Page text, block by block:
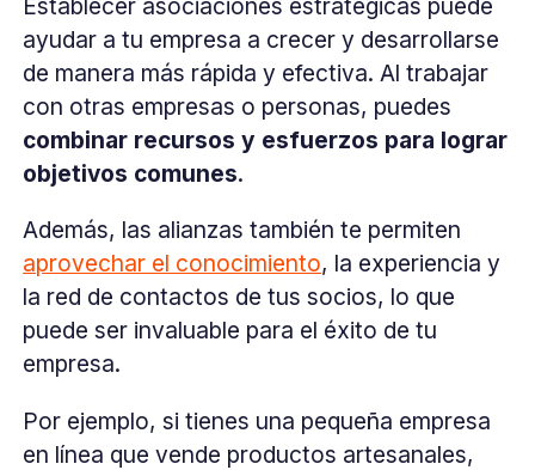
Establecer asociaciones estratégicas puede
ayudar a tu empresa a crecer y desarrollarse
de manera más rápida y efectiva. Al trabajar
con otras empresas o personas, puedes
combinar recursos y esfuerzos para lograr
objetivos comunes.
Además, las alianzas también te permiten
aprovechar el conocimiento, la experiencia y
la red de contactos de tus socios, lo que
puede ser invaluable para el éxito de tu
empresa.
Por ejemplo, si tienes una pequeña empresa
en línea que vende productos artesanales,